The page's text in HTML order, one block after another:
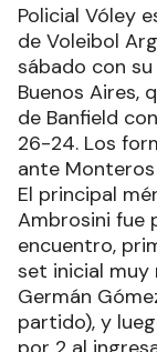
Policial Vóley
de Voleibol
sábado con
Buenos Aires,
de Banfield
26-24. Los
ante Monteros
El principal
Ambrosini fue
encuentro,
set inicial muy
Germán
partido), y